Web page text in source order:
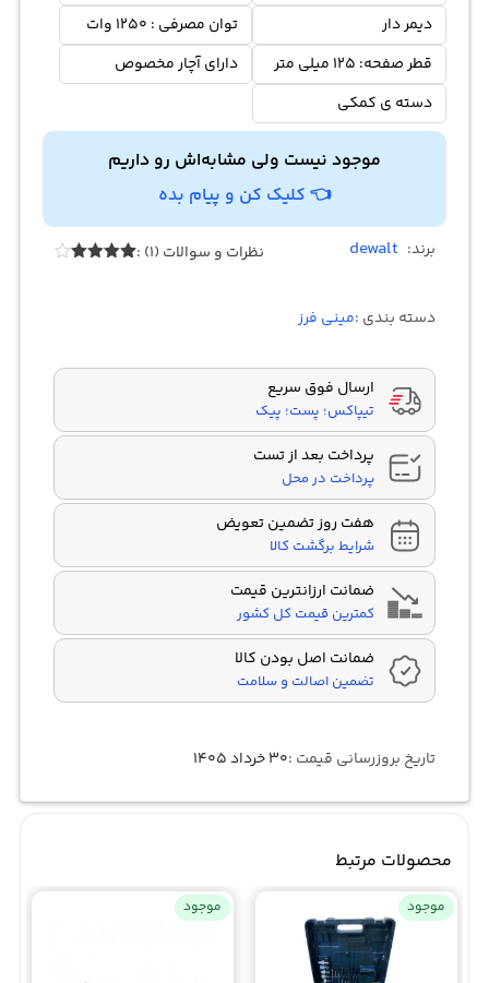
دیمر دار
توان مصرفی : 1250 وات
قطر صفحه: 125 میلی متر
دارای آچار مخصوص
دسته‌ ی کمکی
موجود نیست ولی مشابه‌اش رو داریم
👈 کلیک کن و پیام بده
برند: dewalt نظرات و سوالات (1) :
دسته بندی :مینی فرز
ارسال فوق سریع
تیپاکس؛ پست؛ پیک
پرداخت بعد از تست
پرداخت در محل
هفت روز تضمین تعویض
شرایط برگشت کالا
ضمانت ارزانترین قیمت
کمترین قیمت کل کشور
ضمانت اصل بودن کالا
تضمین اصالت و سلامت
تاریخ بروزرسانی قیمت :۳۰ خرداد ۱۴۰۵
محصولات مرتبط
موجود موجود